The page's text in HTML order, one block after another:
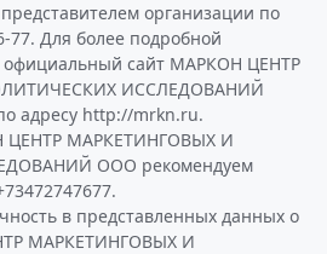
организации по
77. Для более подробной
официальный сайт МАРКОН ЦЕНТР
ИССЛЕДОВАНИЙ
адресу http://mrkn.ru.
ЦЕНТР МАРКЕТИНГОВЫХ И
ООО рекомендуем
в представленных данных о
МАРКЕТИНГОВЫХ И